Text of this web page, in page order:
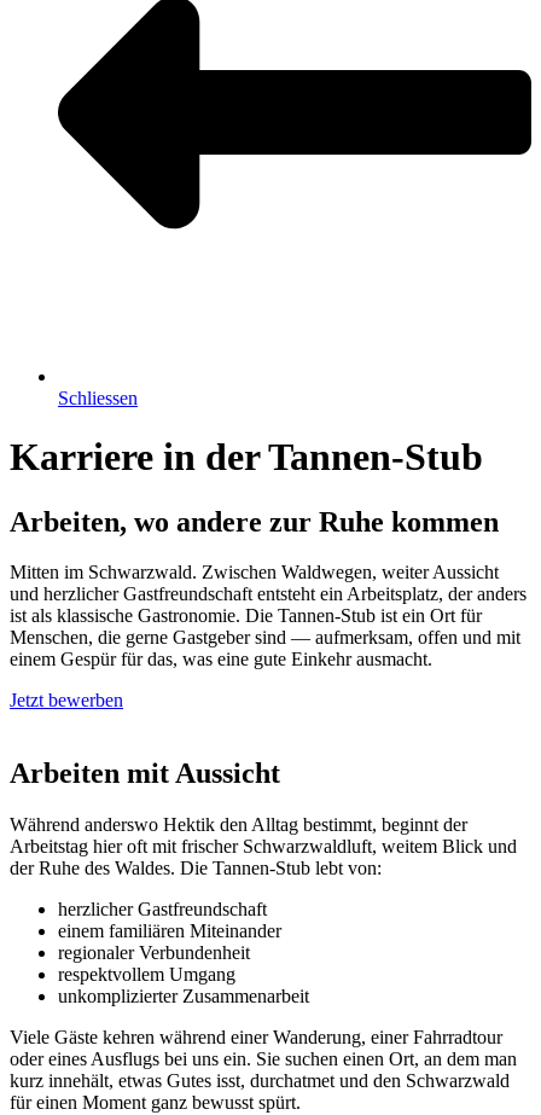
Schliessen
Karriere in der Tannen-Stub
Arbeiten, wo andere zur Ruhe kommen
Mitten im Schwarzwald. Zwischen Waldwegen, weiter Aussicht
und herzlicher Gastfreundschaft entsteht ein Arbeitsplatz, der anders
ist als klassische Gastronomie. Die Tannen-Stub ist ein Ort für
Menschen, die gerne Gastgeber sind — aufmerksam, offen und mit
einem Gespür für das, was eine gute Einkehr ausmacht.
Jetzt bewerben
Arbeiten mit Aussicht
Während anderswo Hektik den Alltag bestimmt, beginnt der
Arbeitstag hier oft mit frischer Schwarzwaldluft, weitem Blick und
der Ruhe des Waldes. Die Tannen-Stub lebt von:
herzlicher Gastfreundschaft
einem familiären Miteinander
regionaler Verbundenheit
respektvollem Umgang
unkomplizierter Zusammenarbeit
Viele Gäste kehren während einer Wanderung, einer Fahrradtour
oder eines Ausflugs bei uns ein. Sie suchen einen Ort, an dem man
kurz innehält, etwas Gutes isst, durchatmet und den Schwarzwald
für einen Moment ganz bewusst spürt.